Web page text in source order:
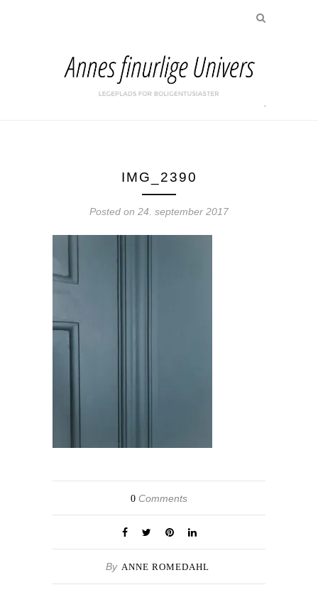
IMG_2390
Posted on 24. september 2017
0 Comments
By ANNE ROMEDAHL